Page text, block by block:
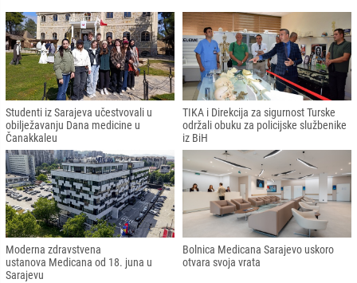
Studenti iz Sarajeva učestvovali u
obilježavanju Dana medicine u
Čanakkaleu
TIKA i Direkcija za sigurnost Turske
održali obuku za policijske službenike
iz BiH
Moderna zdravstvena
ustanova Medicana od 18. juna u
Sarajevu
Bolnica Medicana Sarajevo uskoro
otvara svoja vrata